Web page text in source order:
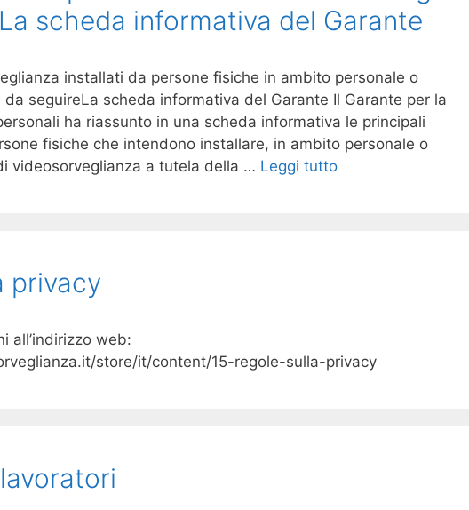
scheda informativa del Garante
installati da persone fisiche in ambito personale o
seguireLa scheda informativa del Garante Il Garante per la
ha riassunto in una scheda informativa le principali
fisiche che intendono installare, in ambito personale o
videosorveglianza a tutela della … Leggi tutto
privacy
all’indirizzo web:
store/it/content/15-regole-sulla-privacy